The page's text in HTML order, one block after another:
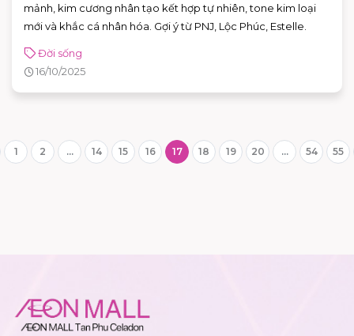
mảnh, kim cương nhân tạo kết hợp tự nhiên, tone kim loại
mới và khắc cá nhân hóa. Gợi ý từ PNJ, Lộc Phúc, Estelle.
Đời sống
16/10/2025
1 2 ... 14 15 16 17 18 19 20 ... 54 55